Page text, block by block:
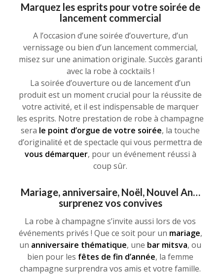
Marquez les esprits pour votre soirée de
lancement commercial
A l’occasion d’une soirée d’ouverture, d’un
vernissage ou bien d’un lancement commercial,
misez sur une animation originale. Succès garanti
avec la robe à cocktails !
La soirée d’ouverture ou de lancement d’un
produit est un moment crucial pour la réussite de
votre activité, et il est indispensable de marquer
les esprits. Notre prestation de robe à champagne
sera le point d’orgue de votre soirée, la touche
d’originalité et de spectacle qui vous permettra de
vous démarquer, pour un événement réussi à
coup sûr.
Mariage, anniversaire, Noël, Nouvel An…
surprenez vos convives
La robe à champagne s’invite aussi lors de vos
événements privés ! Que ce soit pour un mariage,
un anniversaire thématique, une bar mitsva, ou
bien pour les fêtes de fin d’année, la femme
champagne surprendra vos amis et votre famille.